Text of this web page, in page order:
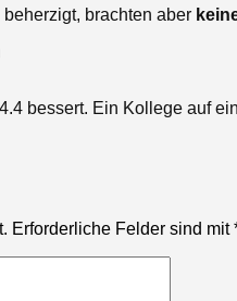
brachten aber
bessert. Ein Kollege auf
Erforderliche Felder sind mit